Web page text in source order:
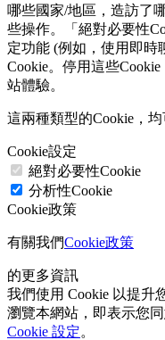
哪些國家/地區，造訪了
些操作。「絕對必要性
定功能 (例如，使用即時
Cookie。停用這些
站體驗。
這兩種類型的Cookie，
Cookie設定
絕對必要性Cookie
分析性Cookie
Cookie政策
有關我們Cookie政策
的更多資訊
我們使用 Cookie 以提升
瀏覽本網站，即表示您同
Cookie 設定。